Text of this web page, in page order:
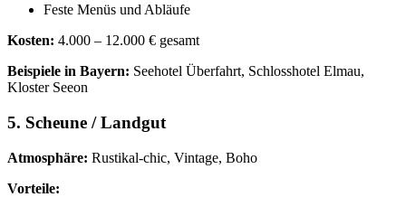
Feste Menüs und Abläufe
Kosten: 4.000 – 12.000 € gesamt
Beispiele in Bayern: Seehotel Überfahrt, Schlosshotel Elmau,
Kloster Seeon
5. Scheune / Landgut
Atmosphäre: Rustikal-chic, Vintage, Boho
Vorteile: